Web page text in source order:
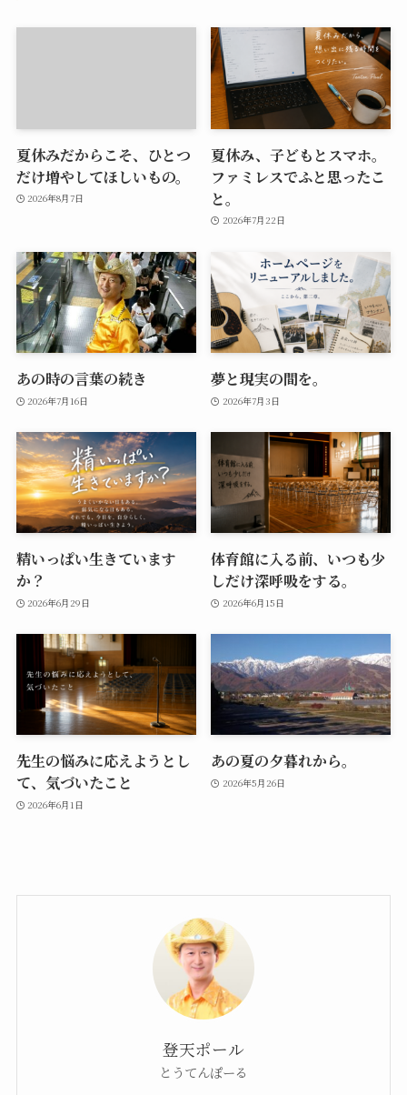
夏休みだからこそ、ひとつ
だけ増やしてほしいもの。
2026年8月7日
夏休み、子どもとスマホ。
ファミレスでふと思ったこ
と。
2026年7月22日
あの時の言葉の続き
2026年7月16日
夢と現実の間を。
2026年7月3日
精いっぱい生きています
か？
2026年6月29日
体育館に入る前、いつも少
しだけ深呼吸をする。
2026年6月15日
先生の悩みに応えようとし
て、気づいたこと
2026年6月1日
あの夏の夕暮れから。
2026年5月26日
登天ポール
とうてんぽーる